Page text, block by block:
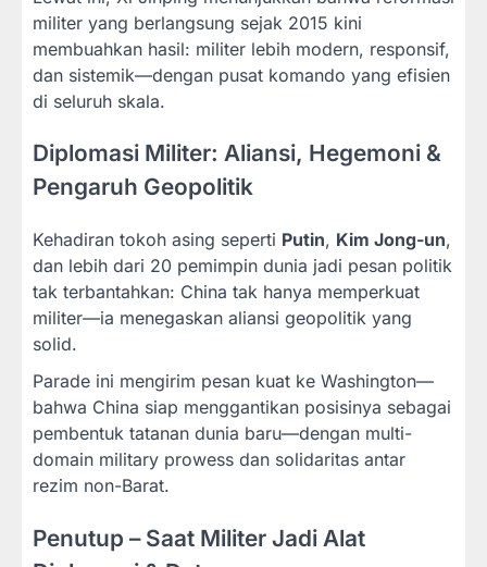
militer yang berlangsung sejak 2015 kini
membuahkan hasil: militer lebih modern, responsif,
dan sistemik—dengan pusat komando yang efisien
di seluruh skala.
Diplomasi Militer: Aliansi, Hegemoni &
Pengaruh Geopolitik
Kehadiran tokoh asing seperti Putin, Kim Jong-un,
dan lebih dari 20 pemimpin dunia jadi pesan politik
tak terbantahkan: China tak hanya memperkuat
militer—ia menegaskan aliansi geopolitik yang
solid.
Parade ini mengirim pesan kuat ke Washington—
bahwa China siap menggantikan posisinya sebagai
pembentuk tatanan dunia baru—dengan multi-
domain military prowess dan solidaritas antar
rezim non-Barat.
Penutup – Saat Militer Jadi Alat